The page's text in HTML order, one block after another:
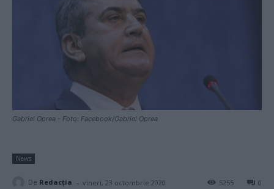
Gabriel Oprea - Foto: Facebook/Gabriel Oprea
News
De Redacţia - vineri, 23 octombrie 2020 0
5255